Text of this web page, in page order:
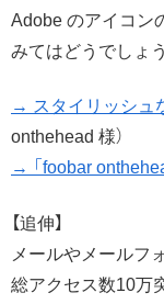
Adobe のアイコン
みてはどうでしょ
→ スタイリッシュ
onthehead 様）
→ 「foobar
【追伸】
メールやメールフ
総アクセス数10万